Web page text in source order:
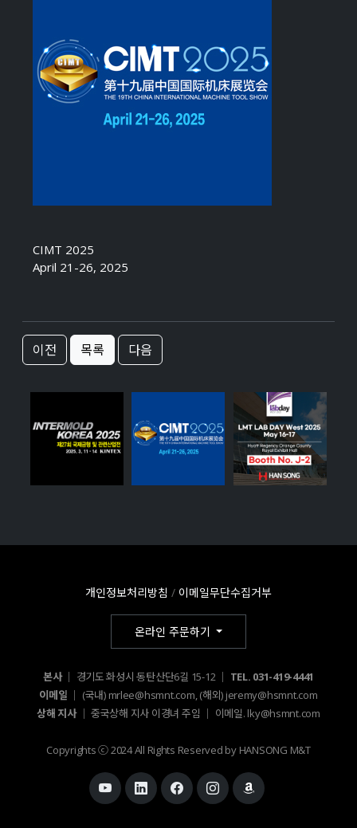
CIMT 2025
April 21-26, 2025
이전 목록 다음
개인정보처리방침 / 이메일무단수집거부
온라인 주문하기
본사 │ 경기도 화성시 동탄산단6길 15-12 │ TEL. 031-419-4441
이메일 │ (국내) mrlee@hsmnt.com, (해외) jeremy@hsmnt.com
상해 지사 │ 중국상해 지사 이경녀 주임 │ 이메일. lky@hsmnt.com
Copyrights ⓒ 2024 All Rights Reserved by HANSONG M&T